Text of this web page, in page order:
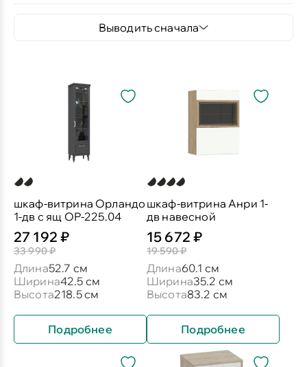
Выводить сначала
шкаф-витрина Орландо
1-дв с ящ ОР-225.04
27 192 ₽
33 990 ₽
Длина52.7 см
Ширина42.5 см
Высота218.5 см
Подробнее
шкаф-витрина Анри 1-
дв навесной
15 672 ₽
19 590 ₽
Длина60.1 см
Ширина35.2 см
Высота83.2 см
Подробнее